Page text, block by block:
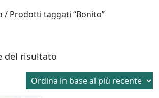
/ Prodotti taggati “Bonito”
del risultato